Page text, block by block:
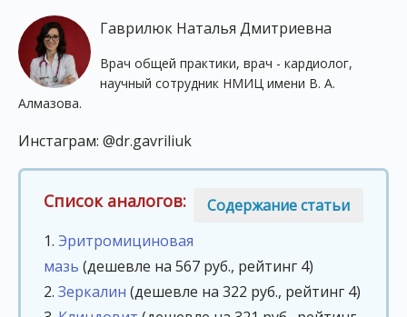
Гаврилюк Наталья Дмитриевна
Врач общей практики, врач - кардиолог,
научный сотрудник НМИЦ имени В. А.
Алмазова.
Инстаграм: @dr.gavriliuk
Содержание статьи
Список аналогов:
1. Эритромициновая
мазь (дешевле на 567 руб., рейтинг 4)
2. Зеркалин (дешевле на 322 руб., рейтинг 4)